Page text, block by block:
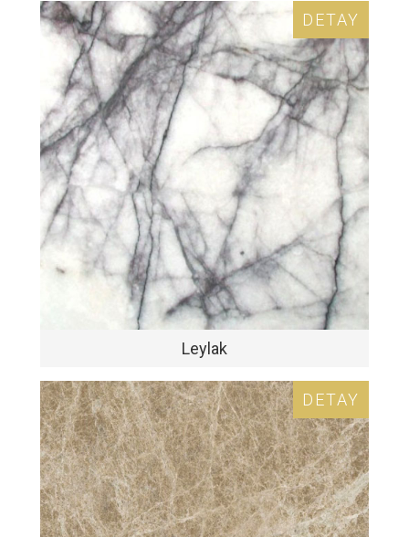
Leylak
DETAY
DETAY